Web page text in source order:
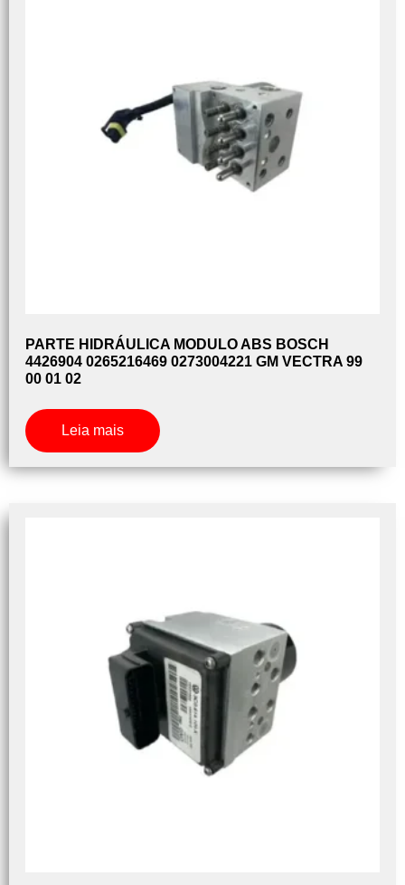
PARTE HIDRÁULICA MODULO ABS BOSCH
4426904 0265216469 0273004221 GM VECTRA 99
00 01 02
Leia mais